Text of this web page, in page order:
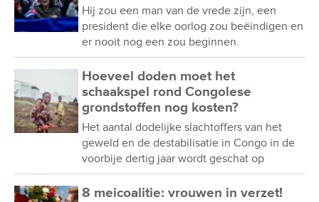
Hij zou een man van de vrede zijn, een
president die elke oorlog zou beëindigen en
er nooit nog een zou beginnen.
Hoeveel doden moet het
schaakspel rond Congolese
grondstoffen nog kosten?
Het aantal dodelijke slachtoffers van het
geweld en de destabilisatie in Congo in de
voorbije dertig jaar wordt geschat op
8 meicoalitie: vrouwen in verzet!